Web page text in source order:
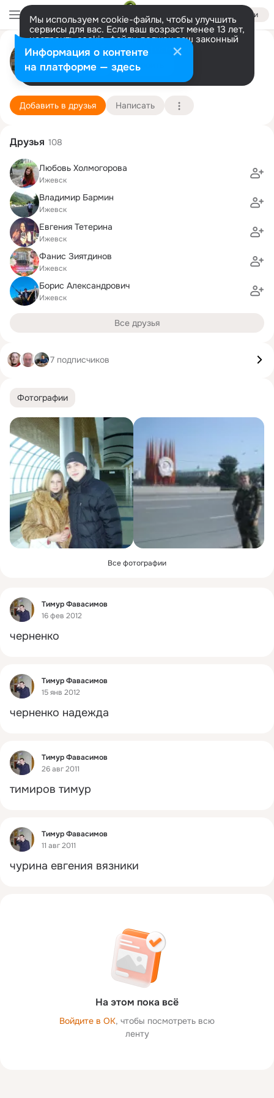
Войти
Мы используем cookie-файлы, чтобы улучшить
сервисы для вас. Если ваш возраст менее 13 лет,
настроить cookie-файлы должен ваш законный
представитель. Больше информации
Разрешить все Настроить
Тимур Фавасимов
г. Арск (Арский район)
Подробнее
Добавить в друзья Написать
Фотографии
Все фотографии
Фид
Тимур Фавасимов
16 фев 2012
черненко
Фид
Тимур Фавасимов
15 янв 2012
черненко надежда
Фид
Тимур Фавасимов
26 авг 2011
тимиров тимур
Фид
Тимур Фавасимов
11 авг 2011
чурина евгения вязники
На этом пока всё
Войдите в ОК, чтобы посмотреть всю
ленту
Друзья 108
Любовь Холмогорова
Ижевск
Владимир Бармин
Ижевск
Евгения Тетерина
Ижевск
Фанис Зиятдинов
Ижевск
Борис Александрович
Ижевск
Все друзья
7 подписчиков
Информация о контенте
на платформе — здесь